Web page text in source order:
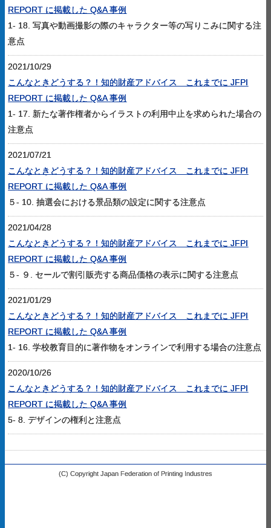
REPORT に掲載した Q&A 事例
1- 18. 写真や動画撮影の際のキャラクター等の写りこみに関する注
意点
2021/10/29
こんなときどうする？！知的財産アドバイス これまでに JFPI
REPORT に掲載した Q&A 事例
1- 17. 新たな著作権者からイラストの利用中止を求められた場合の
注意点
2021/07/21
こんなときどうする？！知的財産アドバイス これまでに JFPI
REPORT に掲載した Q&A 事例
５- 10. 抽選会における景品類の設定に関する注意点
2021/04/28
こんなときどうする？！知的財産アドバイス これまでに JFPI
REPORT に掲載した Q&A 事例
５- ９. セールで割引販売する商品価格の表示に関する注意点
2021/01/29
こんなときどうする？！知的財産アドバイス これまでに JFPI
REPORT に掲載した Q&A 事例
1- 16. 学校教育目的に著作物をオンラインで利用する場合の注意点
2020/10/26
こんなときどうする？！知的財産アドバイス これまでに JFPI
REPORT に掲載した Q&A 事例
5- 8. デザインの権利と注意点
(C) Copyright Japan Federation of Printing Industres